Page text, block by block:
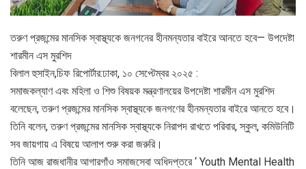
তরুণ প্রজন্মের মানসিক স্বাস্থ্যকে জনগনের হীনমন্যতার বাইরে আনতে হবে— উপদেষ্টা
শারমীন এস মুরশিদ
বিলাল হুসাইন,চিফ রিপোর্টার:ঢাকা, ১০ সেপ্টেম্বর ২০২৫ :
সমাজকল্যাণ এবং মহিলা ও শিশু বিষয়ক মন্ত্রণালয়ের উপদেষ্টা শারমীন এস মুরশিদ
বলেছেন, তরুণ প্রজন্মের মানসিক স্বাস্থ্যকে জনগণের হীনমন্যতার বাইরে আনতে হবে।
তিনি বলেন, তরুণ প্রজন্মের মানসিক স্বাস্থ্যকে নিরাপদ রাখতে পরিবার, স্কুল, কমিউনিটি
সব জায়গায় এ বিষয়ে আলাপ শুরু করা জরুরি।
তিনি আজ রাজধানীর আগারগাঁও সমাজসেবা অধিদপ্তরে ‘ Youth Mental Health